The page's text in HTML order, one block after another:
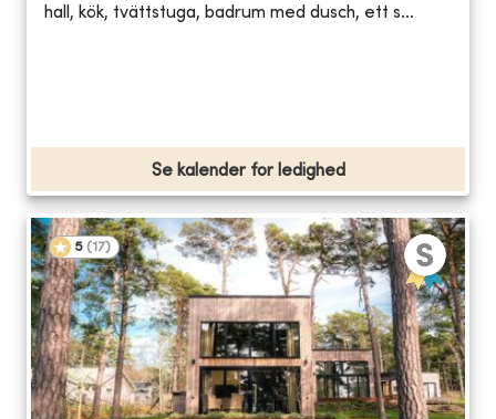
hall, kök, tvättstuga, badrum med dusch, ett s...
Se kalender for ledighed
5 (17)